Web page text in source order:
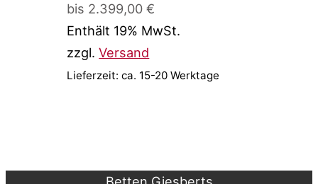
bis 2.399,00 €
Enthält 19% MwSt.
zzgl.Versand
Lieferzeit: ca. 15-20 Werktage